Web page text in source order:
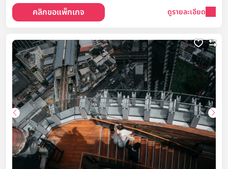
คลิกขอแพ็กเกจ ดูรายละเอียด